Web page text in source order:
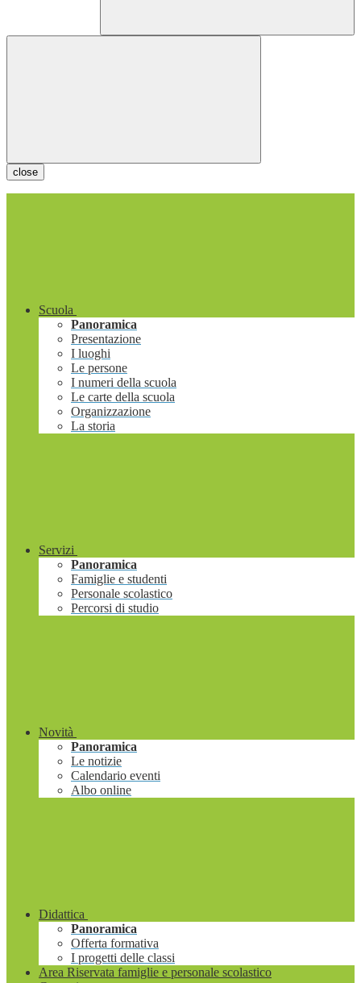
close
Scuola
Panoramica
Presentazione
I luoghi
Le persone
I numeri della scuola
Le carte della scuola
Organizzazione
La storia
Servizi
Panoramica
Famiglie e studenti
Personale scolastico
Percorsi di studio
Novità
Panoramica
Le notizie
Calendario eventi
Albo online
Didattica
Panoramica
Offerta formativa
I progetti delle classi
Area Riservata famiglie e personale scolastico